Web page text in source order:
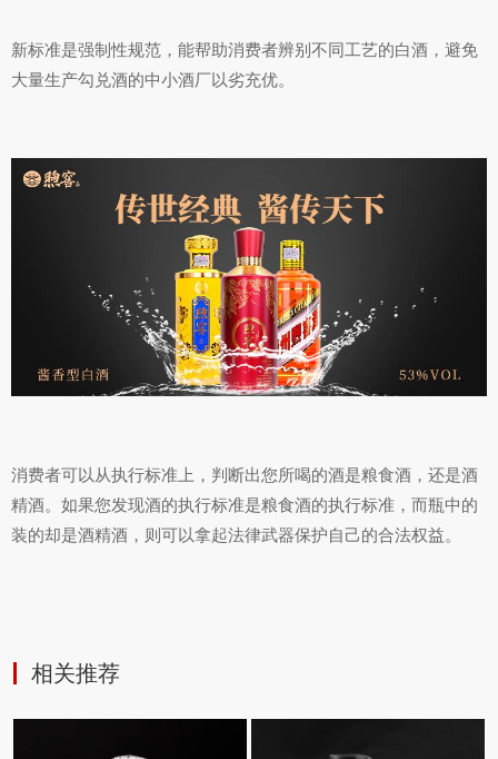
新标准是强制性规范，能帮助消费者辨别不同工艺的白酒，避免
大量生产勾兑酒的中小酒厂以劣充优。
消费者可以从执行标准上，判断出您所喝的酒是粮食酒，还是酒
精酒。如果您发现酒的执行标准是粮食酒的执行标准，而瓶中的
装的却是酒精酒，则可以拿起法律武器保护自己的合法权益。
相关推荐